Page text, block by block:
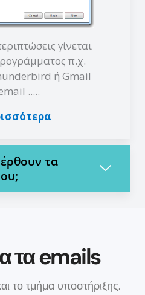
γίνεται
π.χ.
ή Gmail
.....
τα
τα emails
το τμήμα υποστήριξης.